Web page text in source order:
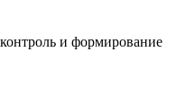
и формирование